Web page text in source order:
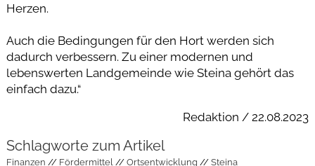
Herzen.
Auch die Bedingungen für den Hort werden sich
dadurch verbessern. Zu einer modernen und
lebenswerten Landgemeinde wie Steina gehört das
einfach dazu.“
Redaktion / 22.08.2023
Schlagworte zum Artikel
Finanzen Fördermittel Ortsentwicklung Steina